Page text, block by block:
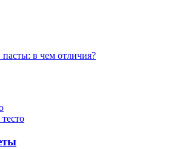
в чем отличия?